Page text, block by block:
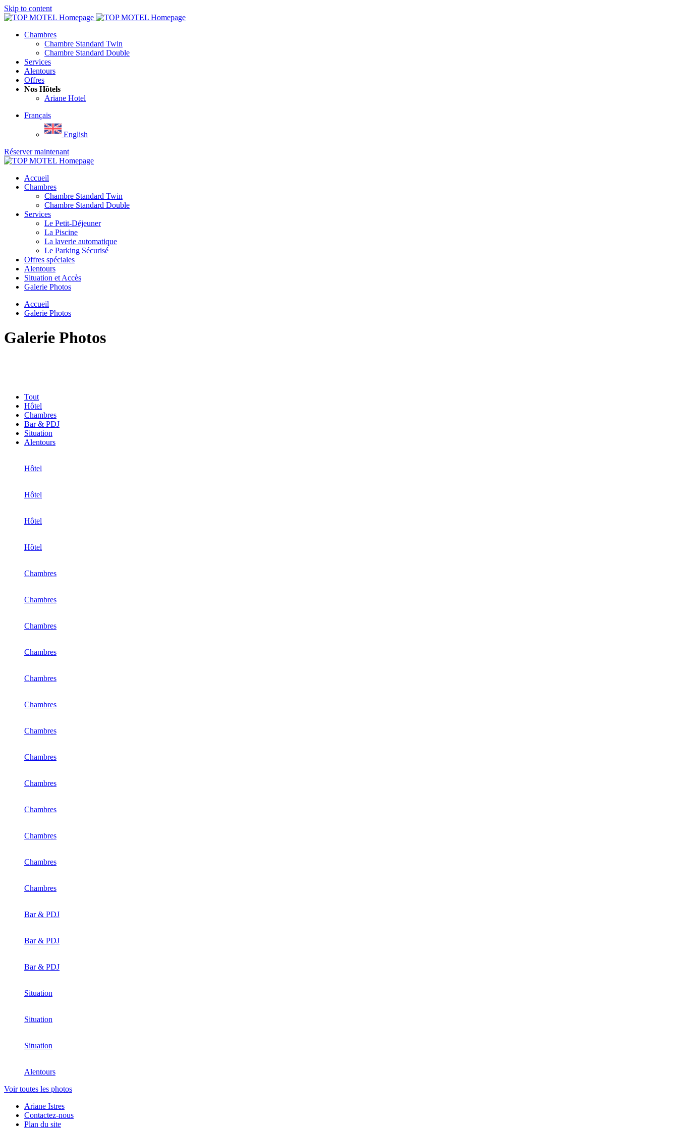
Skip to content
Menu
Chambres
Chambre Standard Twin
Chambre Standard Double
Services
Alentours
Offres
Nos Hôtels
Ariane Hotel
Français
English
Réserver maintenant
Close
Accueil
Chambres
Chambre Standard Twin
Chambre Standard Double
Services
Le Petit-Déjeuner
La Piscine
La laverie automatique
Le Parking Sécurisé
Offres spéciales
Alentours
Situation et Accès
Galerie Photos
Accueil
Galerie Photos
Galerie Photos
Tout
Hôtel
Chambres
Bar & PDJ
Situation
Alentours
Hôtel
Hôtel
Hôtel
Hôtel
Chambres
Chambres
Chambres
Chambres
Chambres
Chambres
Chambres
Chambres
Chambres
Chambres
Chambres
Chambres
Chambres
Bar & PDJ
Bar & PDJ
Bar & PDJ
Situation
Situation
Situation
Alentours
Voir toutes les photos
Ariane Istres
Contactez-nous
Plan du site